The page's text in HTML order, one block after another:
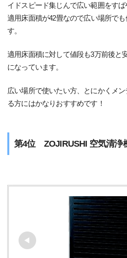
イドスピード集じんで広い範囲をすば
適用床面積が42畳なので広い場所で
す。
適用床面積に対して値段も3万前後と
になっています。
広い場所で使いたい方、とにかくメ
る方にはかなりおすすめです！
第4位 ZOJIRUSHI 空気清浄